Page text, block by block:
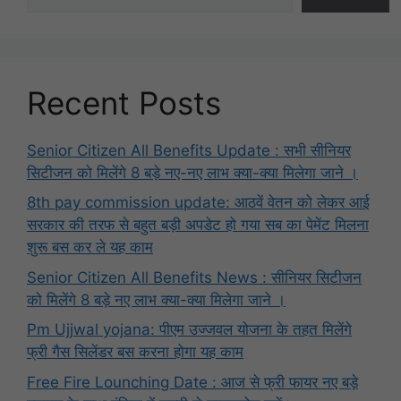
Recent Posts
Senior Citizen All Benefits Update : सभी सीनियर
सिटीजन को मिलेंगे 8 बड़े नए-नए लाभ क्या-क्या मिलेगा जाने ।
8th pay commission update: आठवें वेतन को लेकर आई
सरकार की तरफ से बहुत बड़ी अपडेट हो गया सब का पेमेंट मिलना
शुरू बस कर ले यह काम
Senior Citizen All Benefits News : सीनियर सिटीजन
को मिलेंगे 8 बड़े नए लाभ क्या-क्या मिलेगा जाने ।
Pm Ujjwal yojana: पीएम उज्जवल योजना के तहत मिलेंगे
फ्री गैस सिलेंडर बस करना होगा यह काम
Free Fire Lounching Date : आज से फ्री फायर नए बड़े